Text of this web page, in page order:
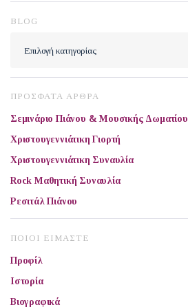
BLOG
ΠΡΟΣΦΑΤΑ ΑΡΘΡΑ
Σεμινάριο Πιάνου & Μουσικής Δωματίου
Χριστουγεννιάτικη Γιορτή
Χριστουγεννιάτικη Συναυλία
Rock Μαθητική Συναυλία
Ρεσιτάλ Πιάνου
ΠΟΙΟΙ ΕΙΜΑΣΤΕ
Προφίλ
Ιστορία
Βιογραφικά